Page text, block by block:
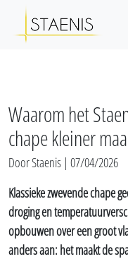
Waarom het
chape kleiner
Door Staenis | 07/04/2026
Klassieke zwevende chape
droging en
opbouwen over een groot
anders aan: het maakt de